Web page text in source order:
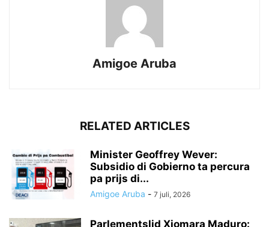
Amigoe Aruba
RELATED ARTICLES
Minister Geoffrey Wever:
Subsidio di Gobierno ta percura
pa prijs di...
Amigoe Aruba - 7 juli, 2026
Parlementslid Xiomara Maduro: